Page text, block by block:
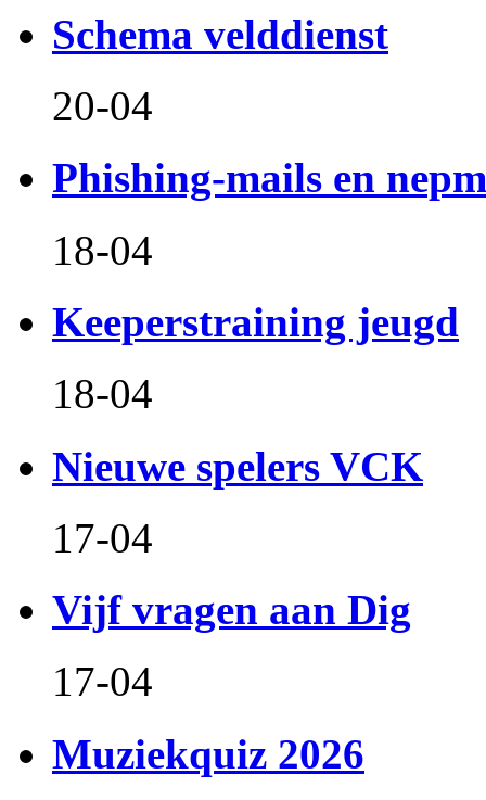
Schema velddienst
20-04
Phishing-mails en
18-04
Keeperstraining jeugd
18-04
Nieuwe spelers VCK
17-04
Vijf vragen aan Dig
17-04
Muziekquiz 2026